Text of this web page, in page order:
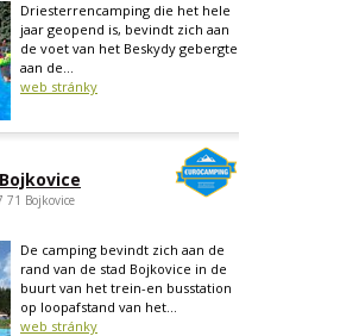
Driesterrencamping die het hele
jaar geopend is, bevindt zich aan
de voet van het Beskydy gebergte
aan de...
web stránky
71 Bojkovice
De camping bevindt zich aan de
rand van de stad Bojkovice in de
buurt van het trein-en busstation
op loopafstand van het...
web stránky